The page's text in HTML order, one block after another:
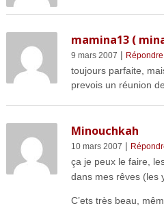
mamina13 (
9 mars 2007 | Répondre
toujours parfaite,
prevois un réunion
Minouchkah
10 mars 2007 |
ça je peux le faire,
dans mes rêves (les
C’ets très beau,